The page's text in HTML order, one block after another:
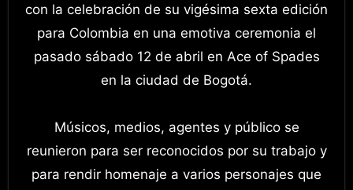
con la celebración de su vigésima sexta edición
para Colombia en una emotiva ceremonia el
pasado sábado 12 de abril en Ace of Spades
en la ciudad de Bogotá.
Músicos, medios, agentes y público se
reunieron para ser reconocidos por su trabajo y
para rendir homenaje a varios personajes que